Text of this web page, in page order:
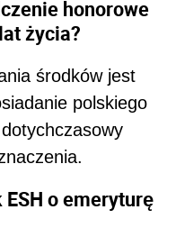
honorowe
życia?
środków jest
polskiego
o emeryturę